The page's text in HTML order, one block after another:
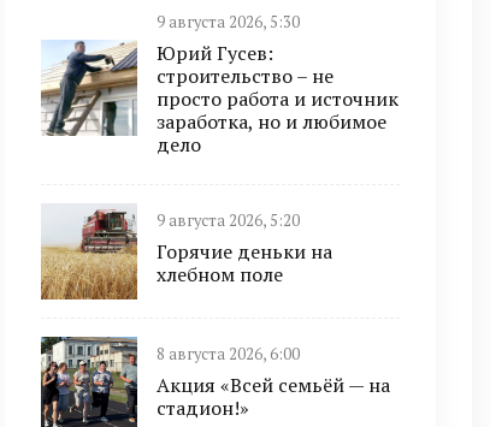
9 августа 2026, 5:30
Юрий Гусев:
строительство – не
просто работа и источник
заработка, но и любимое
дело
9 августа 2026, 5:20
Горячие деньки на
хлебном поле
8 августа 2026, 6:00
Акция «Всей семьёй — на
стадион!»